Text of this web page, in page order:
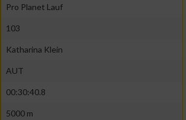
Pro Planet Lauf
103
Katharina Klein
AUT
00:30:40.8
5000 m